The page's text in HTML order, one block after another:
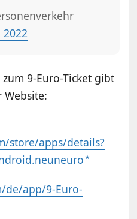
2022
9-Euro-Ticket gibt
Website:
store/apps/details?
de/app/9-Euro-